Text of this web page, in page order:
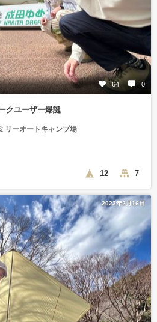
64 0
クユーザー爆誕
リーオートキャンプ場
12 7
2023年2月16日